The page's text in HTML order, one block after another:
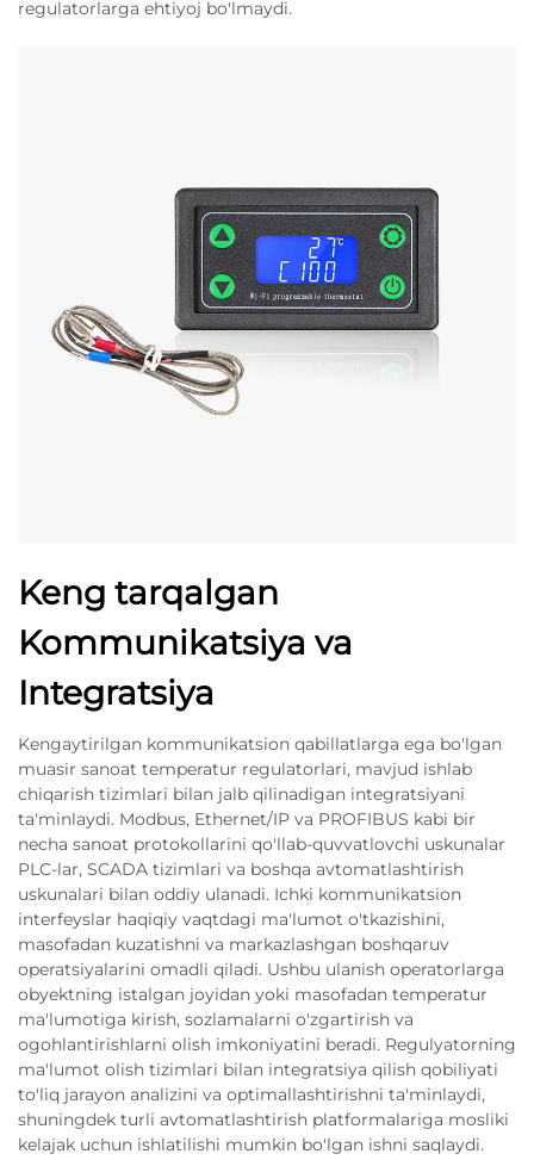
regulatorlarga ehtiyoj bo'lmaydi.
Keng tarqalgan
Kommunikatsiya va
Integratsiya
Kengaytirilgan kommunikatsion qabillatlarga ega bo'lgan
muasir sanoat temperatur regulatorlari, mavjud ishlab
chiqarish tizimlari bilan jalb qilinadigan integratsiyani
ta'minlaydi. Modbus, Ethernet/IP va PROFIBUS kabi bir
necha sanoat protokollarini qo'llab-quvvatlovchi uskunalar
PLC-lar, SCADA tizimlari va boshqa avtomatlashtirish
uskunalari bilan oddiy ulanadi. Ichki kommunikatsion
interfeyslar haqiqiy vaqtdagi ma'lumot o'tkazishini,
masofadan kuzatishni va markazlashgan boshqaruv
operatsiyalarini omadli qiladi. Ushbu ulanish operatorlarga
obyektning istalgan joyidan yoki masofadan temperatur
ma'lumotiga kirish, sozlamalarni o'zgartirish va
ogohlantirishlarni olish imkoniyatini beradi. Regulyatorning
ma'lumot olish tizimlari bilan integratsiya qilish qobiliyati
to'liq jarayon analizini va optimallashtirishni ta'minlaydi,
shuningdek turli avtomatlashtirish platformalariga mosliki
kelajak uchun ishlatilishi mumkin bo'lgan ishni saqlaydi.